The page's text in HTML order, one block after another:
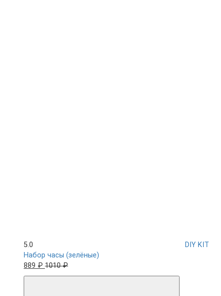
5.0
DIY KIT
Набор часы (зелёные)
889 ₽ 1010 ₽